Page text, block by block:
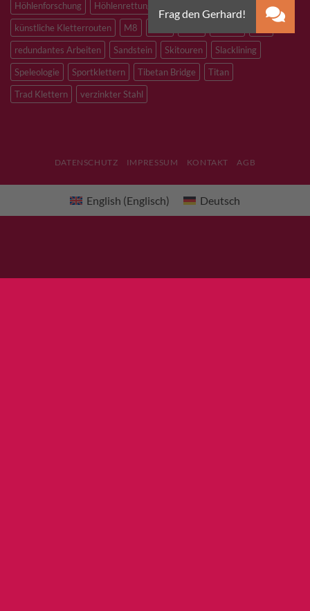
Höhlenforschung
Höhlenrettung
Kletterhalle
künstliche Kletterrouten
M8
redundantes Arbeiten
Sandstein Skitouren
Slacklining
Speleologie
Sportklettern Tibetan Bridge
Titan
Trad Klettern
verzinkter Stahl
DATENSCHUTZ IMPRESSUM KONTAKT AGB
English (Englisch) Deutsch